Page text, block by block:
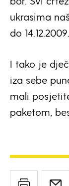
ukrasima
do
I tako je
iza sebe
mali
paketom,